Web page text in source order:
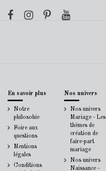
En savoir plus
Notre
philosohie
Foire aux
questions
Mentions
légales
Conditions
Nos univers
Nos univers
Mariage - Les
thèmes de
création de
faire-part
mariage
Nos univers
Naissance -